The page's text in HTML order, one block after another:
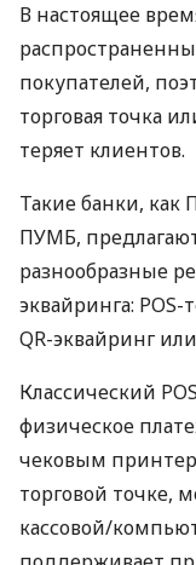
В настоящее
покупателей,
торговая точка
теряет клиентов.
Такие банки, как
ПУМБ,
разнообразные
эквайринга:
QR-эквайринг
Классический
физическое
чековым
торговой точке,
кассовой/